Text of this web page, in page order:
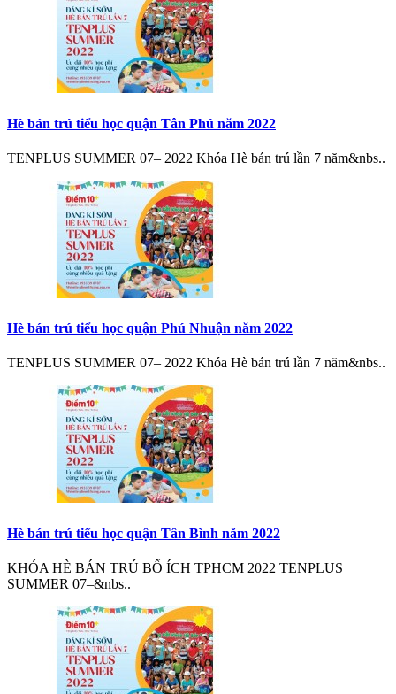
Hè bán trú tiểu học quận Tân Phú năm 2022
TENPLUS SUMMER 07– 2022 Khóa Hè bán trú lần 7 năm&nbs..
Hè bán trú tiểu học quận Phú Nhuận năm 2022
TENPLUS SUMMER 07– 2022 Khóa Hè bán trú lần 7 năm&nbs..
Hè bán trú tiểu học quận Tân Bình năm 2022
KHÓA HÈ BÁN TRÚ BỔ ÍCH TPHCM 2022 TENPLUS
SUMMER 07–&nbs..